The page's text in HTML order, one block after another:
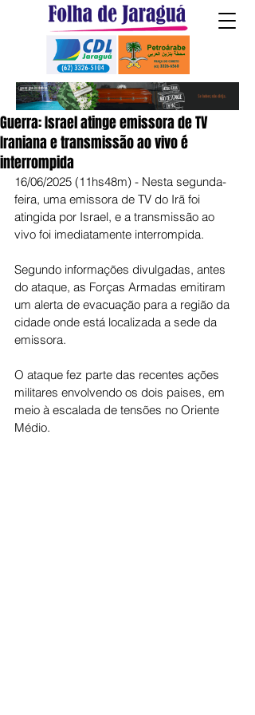
Guerra: Israel atinge emissora de TV
Iraniana e transmissão ao vivo é
interrompida
16/06/2025 (11hs48m) - Nesta segunda-
feira, uma emissora de TV do Irã foi
atingida por Israel, e a transmissão ao
vivo foi imediatamente interrompida.
Segundo informações divulgadas, antes
do ataque, as Forças Armadas emitiram
um alerta de evacuação para a região da
cidade onde está localizada a sede da
emissora.
O ataque fez parte das recentes ações
militares envolvendo os dois paises, em
meio à escalada de tensões no Oriente
Médio.